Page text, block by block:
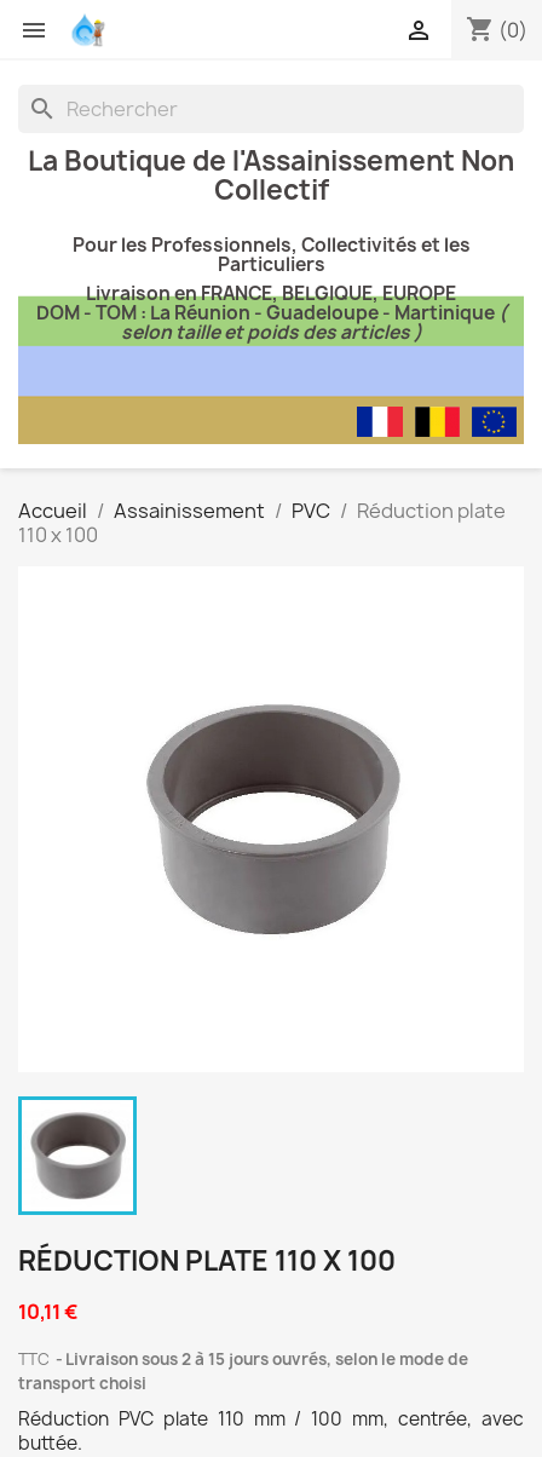
 shopping_cart (0)

search
La Boutique de l'Assainissement Non
Collectif
Pour les Professionnels, Collectivités et les
Particuliers
Livraison en FRANCE, BELGIQUE, EUROPE
DOM - TOM : La Réunion - Guadeloupe - Martinique(
selon taille et poids des articles )
Accueil Assainissement PVC
Réduction plate
110 x 100
RÉDUCTION PLATE 110 X 100
10,11 €
TTC
Livraison sous 2 à 15 jours ouvrés, selon le mode de
transport choisi
Réduction PVC plate 110 mm / 100 mm, centrée, avec
buttée.